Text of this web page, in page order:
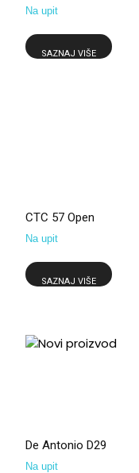
Na upit
SAZNAJ VIŠE
CTC 57 Open
Na upit
SAZNAJ VIŠE
De Antonio D29
Na upit